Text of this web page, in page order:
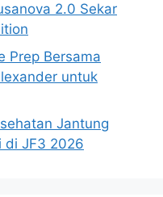
2.0 Sekar
Prep Bersama
untuk
Jantung
di JF3 2026